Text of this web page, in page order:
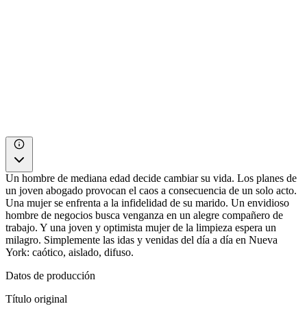
Un hombre de mediana edad decide cambiar su vida. Los planes de
un joven abogado provocan el caos a consecuencia de un solo acto.
Una mujer se enfrenta a la infidelidad de su marido. Un envidioso
hombre de negocios busca venganza en un alegre compañero de
trabajo. Y una joven y optimista mujer de la limpieza espera un
milagro. Simplemente las idas y venidas del día a día en Nueva
York: caótico, aislado, difuso.
Datos de producción
Título original